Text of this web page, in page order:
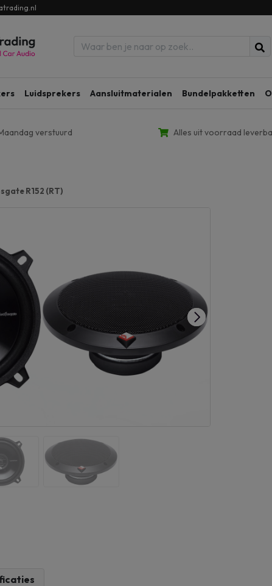
Luidsprekers Aansluitmaterialen Bundelpakketten
verstuurd Alles uit voorraad
R152 (RT)